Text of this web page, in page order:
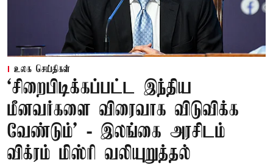
உலக செய்திகள்
‘சிறைபிடிக்கப்பட்ட இந்திய
மீனவர்களை விரைவாக விடுவிக்க
வேண்டும்' - இலங்கை அரசிடம்
விக்ரம் மிஸ்ரி வலியுறுத்தல்